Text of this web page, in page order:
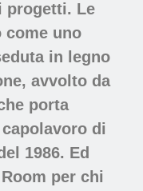
progetti. Le
come uno
in legno
avvolto da
porta
di
1986. Ed
per chi